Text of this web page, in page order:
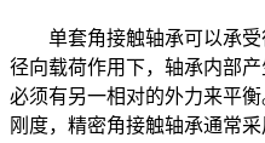
单套角接触轴承可以承受
径向载荷作用下，轴承内部
必须有另一相对的外力来平
刚度，精密角接触轴承通常